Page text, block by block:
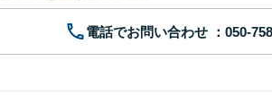
電話でお問い合わせ